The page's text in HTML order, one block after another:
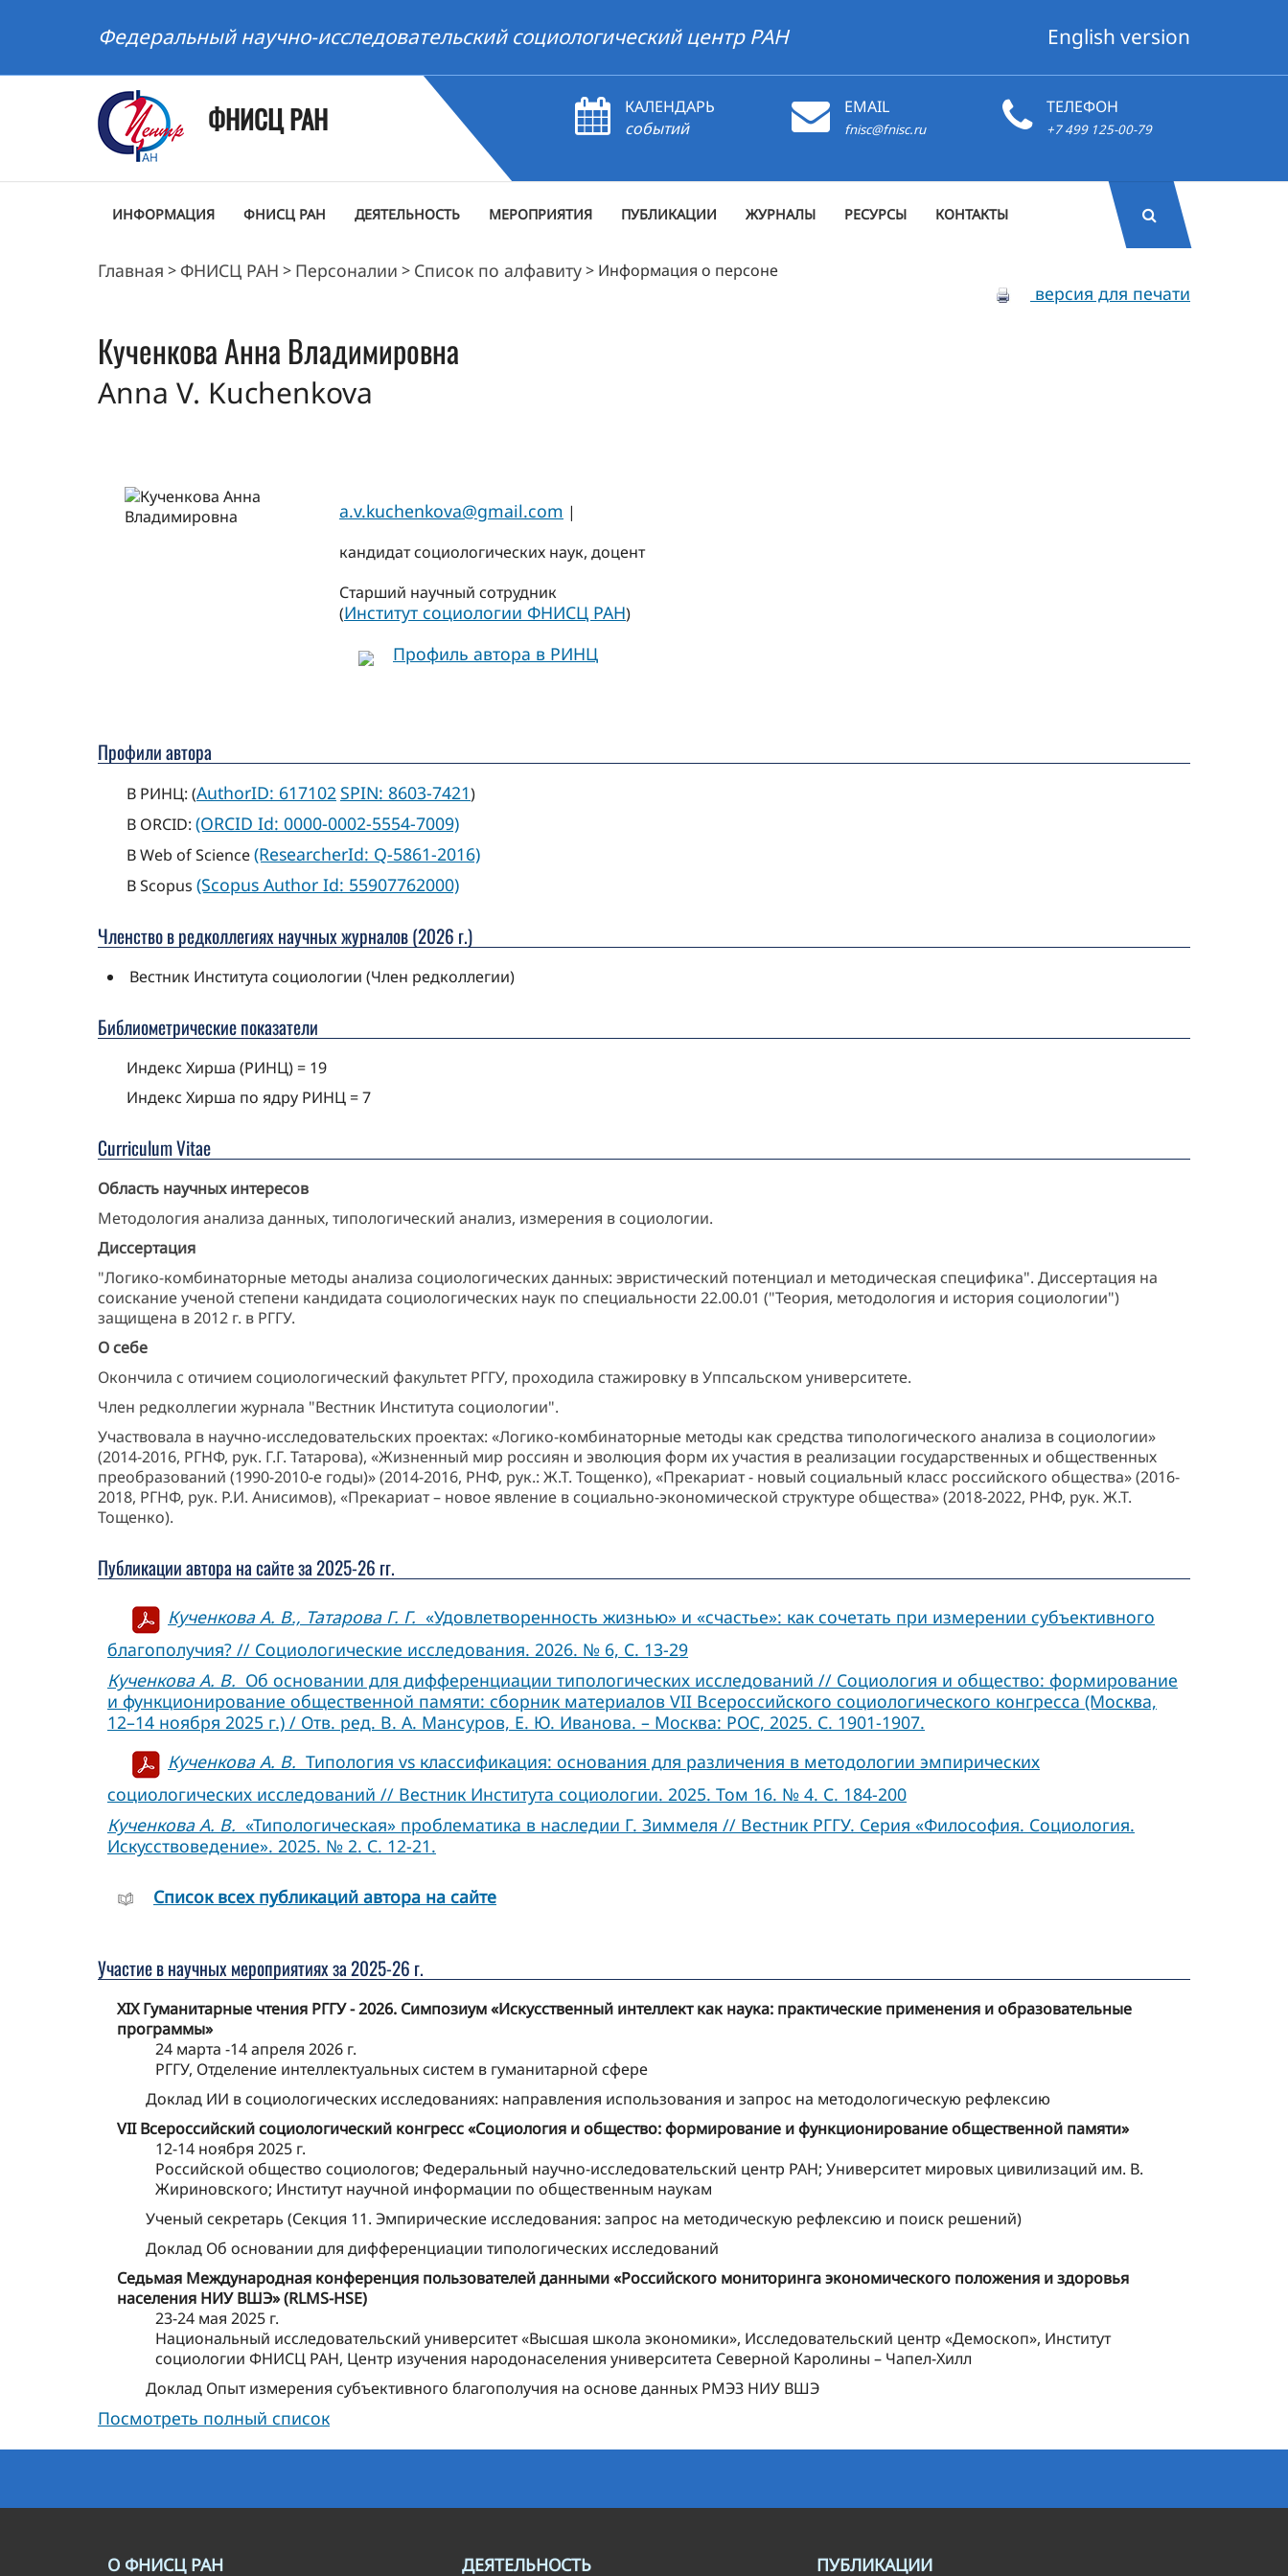
Федеральный научно-исследовательский социологический центр РАН English version
ФНИСЦ РАН
КАЛЕНДАРЬ
событий
EMAIL
fnisc@fnisc.ru
ТЕЛЕФОН
+7 499 125-00-79
ИНФОРМАЦИЯ ФНИСЦ РАН ДЕЯТЕЛЬНОСТЬ МЕРОПРИЯТИЯ ПУБЛИКАЦИИ ЖУРНАЛЫ РЕСУРСЫ КОНТАКТЫ
Главная > ФНИСЦ РАН > Персоналии > Список по алфавиту> Информация о персоне
версия для печати
КученковаАнна Владимировна
Anna V. Kuchenkova
a.v.kuchenkova@gmail.com |
кандидат социологических наук, доцент
Старший научный сотрудник
(Институт социологии ФНИСЦ РАН)
Профиль автора в РИНЦ
Профили автора
В РИНЦ: (AuthorID: 617102 SPIN: 8603-7421)
В ORCID: (ORCID Id: 0000-0002-5554-7009)
В Web of Science(ResearcherId: Q-5861-2016)
В Scopus (Scopus Author Id: 55907762000)
Членство в редколлегиях научных журналов (2026 г.)
Вестник Института социологии (Член редколлегии)
Библиометрические показатели
Индекс Хирша (РИНЦ) = 19
Индекс Хирша по ядру РИНЦ = 7
Curriculum Vitae
Область научных интересов
Методология анализа данных, типологический анализ, измерения в социологии.
Диссертация
"Логико-комбинаторные методы анализа социологических данных: эвристический потенциал и методическая специфика". Диссертация на
соискание ученой степени кандидата социологических наук по специальности 22.00.01 ("Теория, методология и история социологии")
защищена в 2012 г. в РГГУ.
О себе
Окончила с отичием социологический факультет РГГУ, проходила стажировку в Уппсальском университете.
Член редколлегии журнала "Вестник Института социологии".
Участвовала в научно-исследовательских проектах: «Логико-комбинаторные методы как средства типологического анализа в социологии»
(2014-2016, РГНФ, рук. Г.Г. Татарова), «Жизненный мир россиян и эволюция форм их участия в реализации государственных и общественных
преобразований (1990-2010-е годы)» (2014-2016, РНФ, рук.: Ж.Т. Тощенко), «Прекариат - новый социальный класс российского общества» (2016-
2018, РГНФ, рук. Р.И. Анисимов), «Прекариат – новое явление в социально-экономической структуре общества» (2018-2022, РНФ, рук. Ж.Т.
Тощенко).
Публикации автора на сайте за 2025-26 гг.
Кученкова А. В., Татарова Г. Г. «Удовлетворенность жизнью» и «счастье»: как сочетать при измерении субъективного
благополучия? // Социологические исследования. 2026. № 6, C. 13-29
Кученкова А. В. Об основании для дифференциации типологических исследований // Социология и общество: формирование
и функционирование общественной памяти: сборник материалов VII Всероссийского социологического конгресса (Москва,
12–14 ноября 2025 г.) / Отв. ред. В. А. Мансуров, Е. Ю. Иванова. – Москва: РОС, 2025. С. 1901-1907.
Кученкова А. В. Типология vs классификация: основания для различения в методологии эмпирических
социологических исследований // Вестник Института социологии. 2025. Том 16. № 4. C. 184-200
Кученкова А. В. «Типологическая» проблематика в наследии Г. Зиммеля // Вестник РГГУ. Серия «Философия. Социология.
Искусствоведение». 2025. № 2. С. 12-21.
Cписок всех публикаций автора на сайте
Участие в научных мероприятиях за 2025-26 г.
XIX Гуманитарные чтения РГГУ - 2026. Симпозиум «Искусственный интеллект как наука: практические применения и образовательные
программы»
24 марта -14 апреля 2026 г.
РГГУ, Отделение интеллектуальных систем в гуманитарной сфере
Доклад ИИ в социологических исследованиях: направления использования и запрос на методологическую рефлексию
VII Всероссийский социологический конгресс «Социология и общество: формирование и функционирование общественной памяти»
12-14 ноября 2025 г.
Российской общество социологов; Федеральный научно-исследовательский центр РАН; Университет мировых цивилизаций им. В.
Жириновского; Институт научной информации по общественным наукам
Ученый секретарь (Секция 11. Эмпирические исследования: запрос на методическую рефлексию и поиск решений)
Доклад Об основании для дифференциации типологических исследований
Седьмая Международная конференция пользователей данными «Российского мониторинга экономического положения и здоровья
населения НИУ ВШЭ» (RLMS-HSE)
23-24 мая 2025 г.
Национальный исследовательский университет «Высшая школа экономики», Исследовательский центр «Демоскоп», Институт
социологии ФНИСЦ РАН, Центр изучения народонаселения университета Северной Каролины – Чапел-Хилл
Доклад Опыт измерения субъективного благополучия на основе данных РМЭЗ НИУ ВШЭ
Посмотреть полный список
О ФНИСЦ РАН ДЕЯТЕЛЬНОСТЬ ПУБЛИКАЦИИ